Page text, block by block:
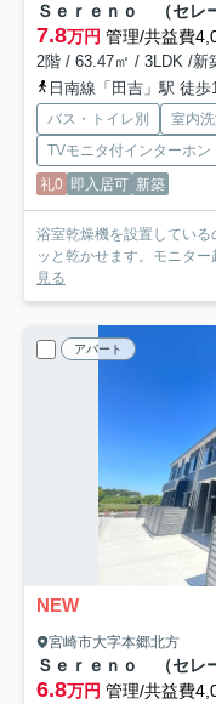
Ｓｅｒｅｎｏ （セレ
7.8万円 管理/共益費
2階 / 63.47㎡ / 3LDK /新
日南線「田吉」駅 徒歩
バス・トイレ別 室内
TVモニタ付インターホン
礼0 即入居可 新築
浴室乾燥機を設置してい
ッと乾かせます。モニタ
見る
アパート
NEW
宮崎市大字本郷北方
Ｓｅｒｅｎｏ （セレ
6.8万円 管理/共益費